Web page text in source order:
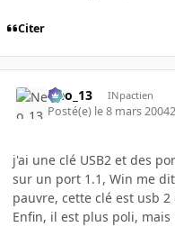
Citer
Neo_13 INpactien
Posté(e) le 8 mars 2004
j'ai une clé USB2 et des
sur un port 1.1, Win me
pauvre, cette clé est usb
Enfin, il est plus poli, mais